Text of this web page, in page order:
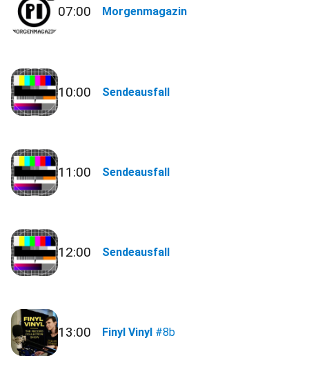
07:00 Morgenmagazin
10:00 Sendeausfall
11:00 Sendeausfall
12:00 Sendeausfall
13:00 Finyl Vinyl #8b